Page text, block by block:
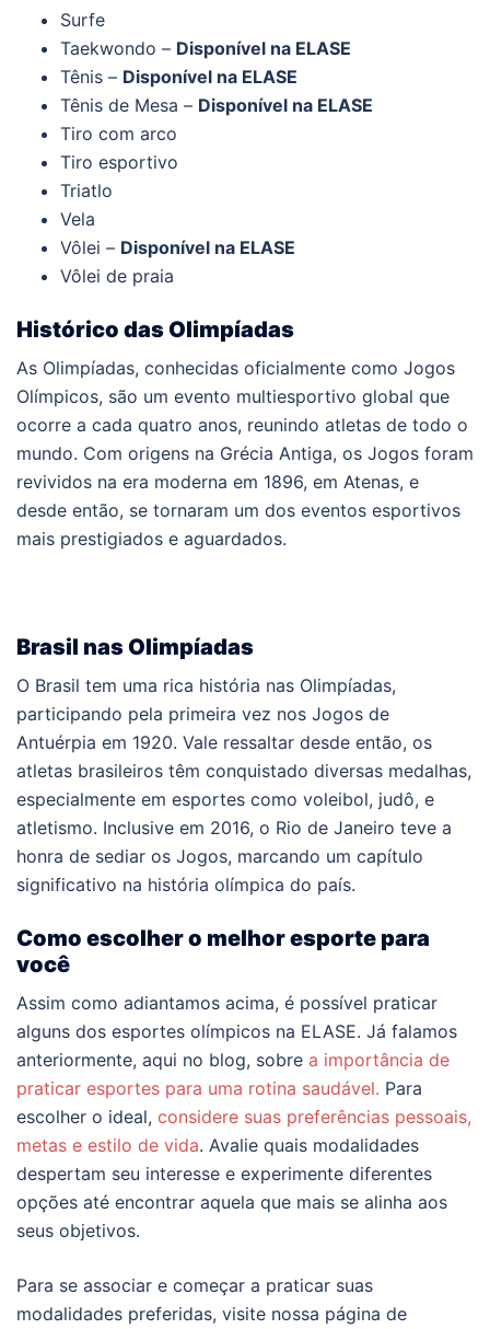
Surfe
Taekwondo – Disponível na ELASE
Tênis – Disponível na ELASE
Tênis de Mesa – Disponível na ELASE
Tiro com arco
Tiro esportivo
Triatlo
Vela
Vôlei – Disponível na ELASE
Vôlei de praia
Histórico das Olimpíadas
As Olimpíadas, conhecidas oficialmente como Jogos
Olímpicos, são um evento multiesportivo global que
ocorre a cada quatro anos, reunindo atletas de todo o
mundo. Com origens na Grécia Antiga, os Jogos foram
revividos na era moderna em 1896, em Atenas, e
desde então, se tornaram um dos eventos esportivos
mais prestigiados e aguardados.
Brasil nas Olimpíadas
O Brasil tem uma rica história nas Olimpíadas,
participando pela primeira vez nos Jogos de
Antuérpia em 1920. Vale ressaltar desde então, os
atletas brasileiros têm conquistado diversas medalhas,
especialmente em esportes como voleibol, judô, e
atletismo. Inclusive em 2016, o Rio de Janeiro teve a
honra de sediar os Jogos, marcando um capítulo
significativo na história olímpica do país.
Como escolher o melhor esporte para
você
Assim como adiantamos acima, é possível praticar
alguns dos esportes olímpicos na ELASE. Já falamos
anteriormente, aqui no blog, sobre a importância de
praticar esportes para uma rotina saudável. Para
escolher o ideal, considere suas preferências pessoais,
metas e estilo de vida. Avalie quais modalidades
despertam seu interesse e experimente diferentes
opções até encontrar aquela que mais se alinha aos
seus objetivos.
Para se associar e começar a praticar suas
modalidades preferidas, visite nossa página de